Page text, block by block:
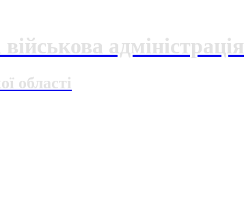
адміністрація
області